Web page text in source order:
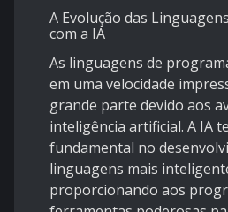
A Evolução das
com a IA
As linguagens de
em uma velocidade
grande parte devido aos
inteligência artificial. A IA
fundamental no
linguagens mais
proporcionando aos